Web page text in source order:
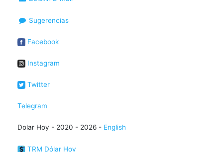
Sugerencias
Facebook
Instagram
Twitter
Telegram
Dolar Hoy - 2020 - 2026 - English
TRM Dólar Hoy